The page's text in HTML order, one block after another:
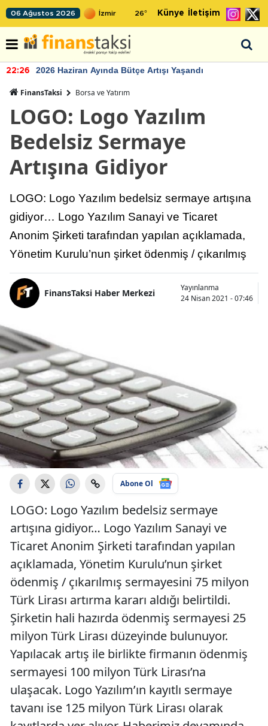
06 Ağustos 2026 26° Künye İletişim
22:26 2026 Haziran Ayında Bütçe Artışı Yaşandı
FinansTaksi Borsa ve Yatırım
LOGO: Logo Yazılım
Bedelsiz Sermaye
Artışına Gidiyor
LOGO: Logo Yazılım bedelsiz sermaye artışına
gidiyor… Logo Yazılım Sanayi ve Ticaret
Anonim Şirketi tarafından yapılan açıklamada,
Yönetim Kurulu’nun şirket ödenmiş / çıkarılmış
FinansTaksi Haber Merkezi
Yayınlanma
24 Nisan 2021 - 07:46
Abone Ol
LOGO: Logo Yazılım bedelsiz sermaye
artışına gidiyor… Logo Yazılım Sanayi ve
Ticaret Anonim Şirketi tarafından yapılan
açıklamada, Yönetim Kurulu’nun şirket
ödenmiş / çıkarılmış sermayesini 75 milyon
Türk Lirası artırma kararı aldığı belirtildi.
Şirketin hali hazırda ödenmiş sermayesi 25
milyon Türk Lirası düzeyinde bulunuyor.
Yapılacak artış ile birlikte firmanın ödenmiş
sermayesi 100 milyon Türk Lirası’na
ulaşacak. Logo Yazılım’ın kayıtlı sermaye
tavanı ise 125 milyon Türk Lirası olarak